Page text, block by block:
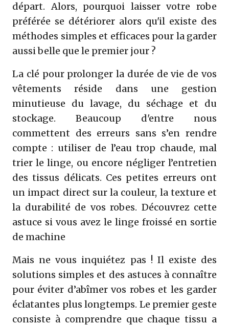
départ. Alors, pourquoi laisser votre robe
préférée se détériorer alors qu'il existe des
méthodes simples et efficaces pour la garder
aussi belle que le premier jour ?
La clé pour prolonger la durée de vie de vos
vêtements réside dans une gestion
minutieuse du lavage, du séchage et du
stockage. Beaucoup d'entre nous
commettent des erreurs sans s’en rendre
compte : utiliser de l’eau trop chaude, mal
trier le linge, ou encore négliger l’entretien
des tissus délicats. Ces petites erreurs ont
un impact direct sur la couleur, la texture et
la durabilité de vos robes. Découvrez cette
astuce si vous avez le linge froissé en sortie
de machine
Mais ne vous inquiétez pas ! Il existe des
solutions simples et des astuces à connaître
pour éviter d’abîmer vos robes et les garder
éclatantes plus longtemps. Le premier geste
consiste à comprendre que chaque tissu a